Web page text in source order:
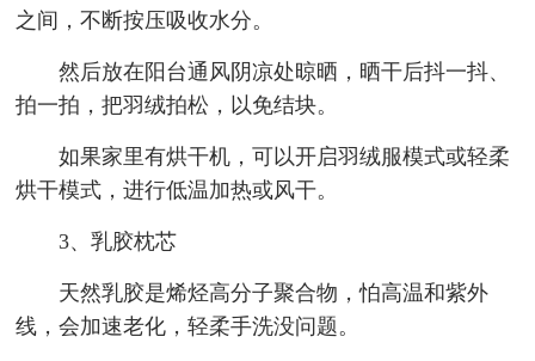
之间，不断按压吸收水分。
然后放在阳台通风阴凉处晾晒，晒干后抖一抖、
拍一拍，把羽绒拍松，以免结块。
如果家里有烘干机，可以开启羽绒服模式或轻柔
烘干模式，进行低温加热或风干。
3、乳胶枕芯
天然乳胶是烯烃高分子聚合物，怕高温和紫外
线，会加速老化，轻柔手洗没问题。